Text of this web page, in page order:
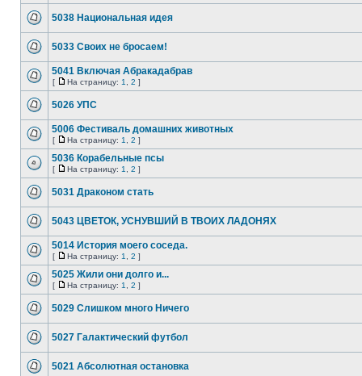
5038 Национальная идея
5033 Своих не бросаем!
5041 Включая Абракадабрав
[ На страницу: 1 2 ]
5026 УПС
5006 Фестиваль домашних животных
[ На страницу: 1 2 ]
5036 Корабельные псы
[ На страницу: 1 2 ]
5031 Драконом стать
5043 ЦВЕТОК, УСНУВШИЙ В ТВОИХ ЛАДОНЯХ
5014 История моего соседа.
[ На страницу: 1 2 ]
5025 Жили они долго и...
[ На страницу: 1 2 ]
5029 Слишком много Ничего
5027 Галактический футбол
5021 Абсолютная остановка